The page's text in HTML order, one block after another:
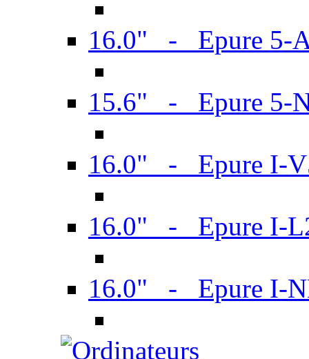
16.0" - Epure 5-
15.6" - Epure 5-
16.0" - Epure I-
16.0" - Epure I-
16.0" - Epure I-